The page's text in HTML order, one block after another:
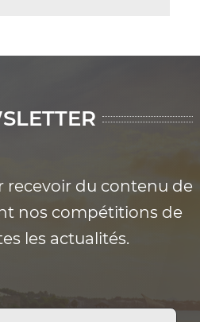
recevoir du contenu de
nos compétitions de
les actualités.